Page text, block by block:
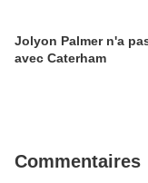
Jolyon Palmer n'a
avec Caterham
Commentaires